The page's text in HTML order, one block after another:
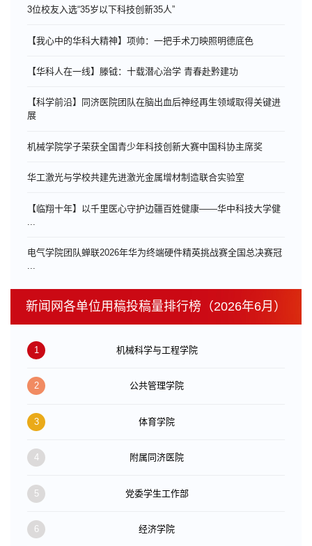
3位校友入选“35岁以下科技创新35人”
【我心中的华科大精神】项帅：一把手术刀映照明德底色
【华科人在一线】滕钺：十载潜心治学 青春赴黔建功
【科学前沿】同济医院团队在脑出血后神经再生领域取得关键进
展
机械学院学子荣获全国青少年科技创新大赛中国科协主席奖
华工激光与学校共建先进激光金属增材制造联合实验室
【临翔十年】以千里医心守护边疆百姓健康——华中科技大学健
电气学院团队蝉联2026年华为终端硬件精英挑战赛全国总决赛冠
新闻网各单位用稿投稿量排行榜（2026年6月）
1 机械科学与工程学院
2 公共管理学院
3 体育学院
4 附属同济医院
5 党委学生工作部
6 经济学院